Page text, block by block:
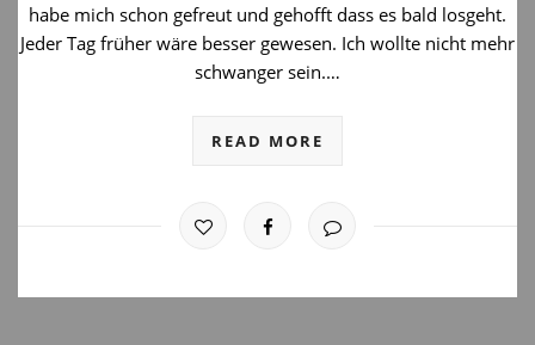
habe mich schon gefreut und gehofft dass es bald losgeht.
Jeder Tag früher wäre besser gewesen. Ich wollte nicht mehr
schwanger sein.…
READ MORE